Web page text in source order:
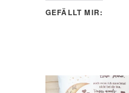
GEFÄLLT MIR: